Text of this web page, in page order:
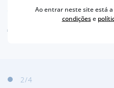
AVISO ALERGÉNEO
2/4
Ao entrar neste site está
condiçõese